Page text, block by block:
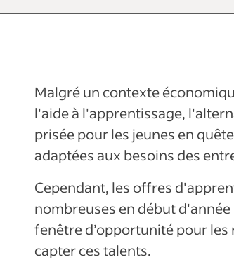
Malgré un contexte
l'aide à l'apprentissage,
prisée pour les jeunes en
adaptées aux besoins des
Cependant, les offres
nombreuses en début d'année
fenêtre d’opportunité pour
capter ces talents.